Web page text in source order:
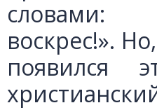
словами:
воскрес!».
появился